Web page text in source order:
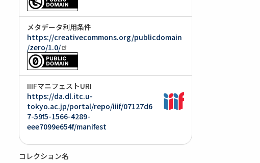
メタデータ利用条件
https://creativecommons.org/publicdomain
/zero/1.0/
IIIFマニフェストURI
https://da.dl.itc.u-
tokyo.ac.jp/portal/repo/iiif/07127d6
7-59f5-1566-4289-
eee7099e654f/manifest
コレクション名